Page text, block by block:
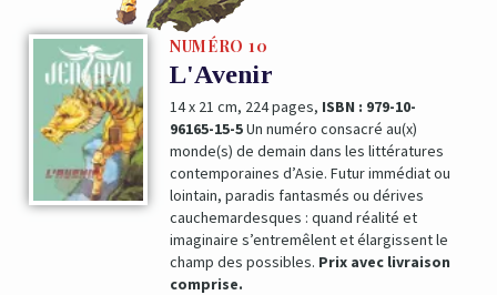
NUMÉRO 10
L'Avenir
14 x 21 cm, 224 pages, ISBN : 979-10-
96165-15-5Un numéro consacré au(x)
monde(s) de demain dans les littératures
contemporaines d’Asie. Futur immédiat ou
lointain, paradis fantasmés ou dérives
cauchemardesques : quand réalité et
imaginaire s’entremêlent et élargissent le
champ des possibles. Prix avec livraison
comprise.